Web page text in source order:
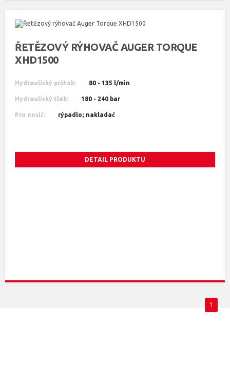
ŘETĚZOVÝ RÝHOVAČ AUGER TORQUE
XHD1500
Hydraulický průtok: 80 - 135 l/min
Hydraulický tlak: 180 - 240 bar
Pro nosič: rýpadlo; nakladač
DETAIL PRODUKTU
1